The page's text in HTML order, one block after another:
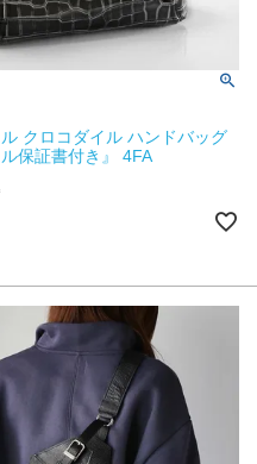
クロコダイル ハンドバッグ
ル保証書付き』 4FA